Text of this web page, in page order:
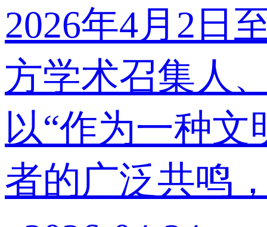
2026年4月2日
方学术召集人
以“作为一种
者的广泛共鸣